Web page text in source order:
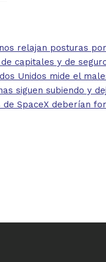
relajan posturas
capitales y de
Unidos mide el
siguen subiendo y
de SpaceX